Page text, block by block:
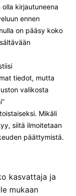
olla kirjautuneena
ennen
on pääsy koko
tiedot, mutta
valikosta
Mikäli
siitä ilmoitetaan
päättymistä.
kasvattaja ja
mukaan